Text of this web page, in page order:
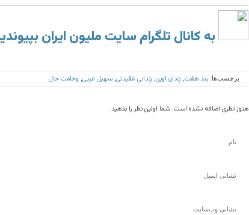
به کانال تلگرام سایت ملیون ایران
برچسب‌ها: بند هفت زندان اوین زندانی عقیدتی سهیل عربی وخامت حال
هنوز نظری اضافه نشده است. شما اولین نظر را بدهید.